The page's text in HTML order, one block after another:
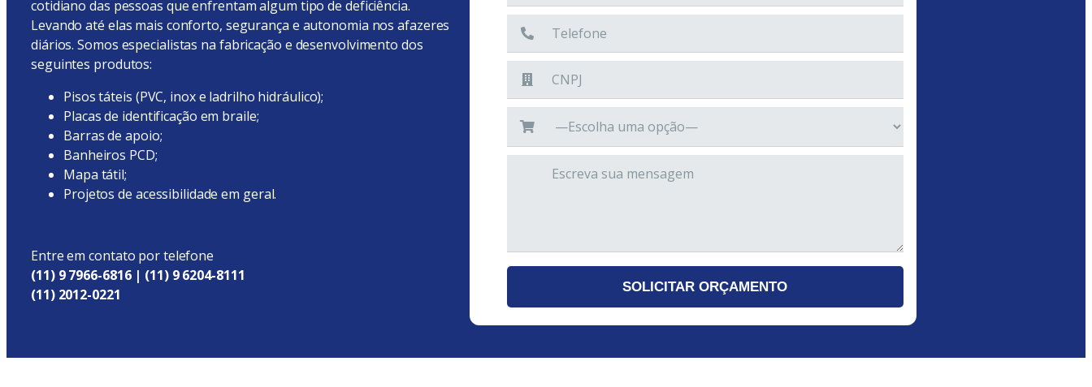
cotidiano das pessoas que enfrentam algum tipo de deficiência.
Levando até elas mais conforto, segurança e autonomia nos afazeres
diários.Somos especialistas na fabricação e desenvolvimento dos
seguintes produtos:
Pisos táteis (PVC, inox e ladrilho hidráulico);
Placas de identificação em braile;
Barras de apoio;
Banheiros PCD;
Mapa tátil;
Projetos de acessibilidade em geral.
Entre em contato por telefone
(11) 9 7966-6816 | (11) 9 6204-8111
(11) 2012-0221